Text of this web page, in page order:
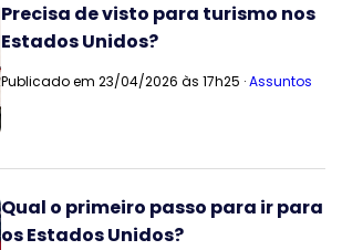
Precisa de visto para turismo nos
Estados Unidos?
Publicado em 23/04/2026 às 17h25 ·Assuntos
Qual o primeiro passo para ir para
os Estados Unidos?